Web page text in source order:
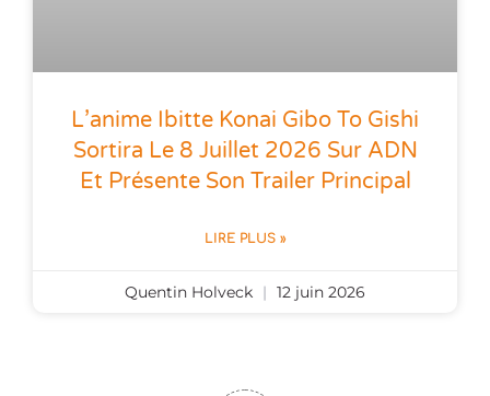
L’anime Ibitte Konai Gibo To Gishi
Sortira Le 8 Juillet 2026 Sur ADN
Et Présente Son Trailer Principal
LIRE PLUS »
Quentin Holveck 12 juin 2026